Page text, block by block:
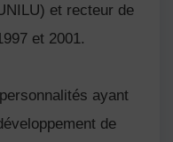
et recteur de
et 2001.
ayant
de